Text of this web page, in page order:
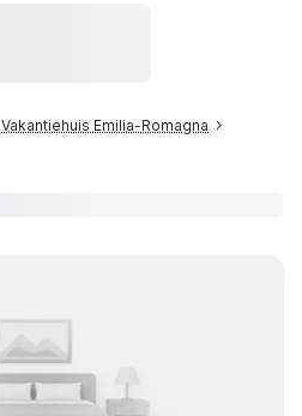
Vakantiehuis Emilia-Romagna